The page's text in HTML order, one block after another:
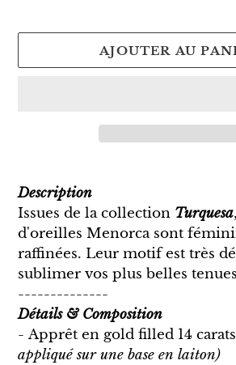
AJOUTER AU
d'un
produit
à
votre
panier
Description
Issues de la collection Turquesa
d'oreilles Menorca sont
raffinées. Leur motif est très
sublimer vos plus belles
--------------
Détails & Composition
- Apprêt en gold filled 14 carats
appliqué sur une base en laiton)